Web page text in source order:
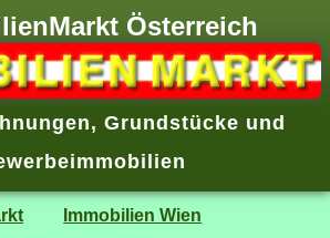
Österreich
, Grundstücke und
Immobilien Wien